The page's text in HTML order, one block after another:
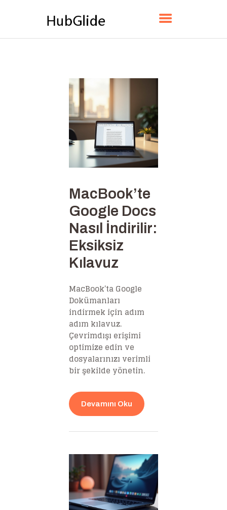
HUBGLIDE
HAKKINDA
İLETIŞIM
POLITIKA
TÜRKÇE
MacBook’te
Google Docs
Nasıl İndirilir:
Eksiksiz
Kılavuz
MacBook’ta Google
Dokümanları
indirmek için adım
adım kılavuz.
Çevrimdışı erişimi
optimize edin ve
dosyalarınızı verimli
bir şekilde yönetin.
Devamını Oku